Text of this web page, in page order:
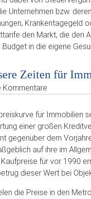
Unternehmen bzw.
Krankentagegeld
den Markt, die den
in die eigene
Zeiten für
Kommentare
für Immobilien
einer großen
gegenüber dem
auf ihre im
für vor 1990
dieser Wert bei
die Preise in den